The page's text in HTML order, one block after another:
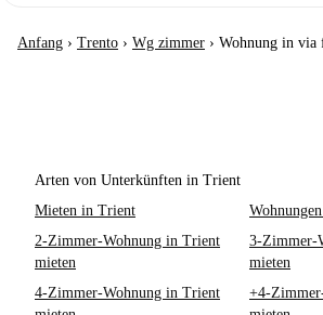
Anfang › Trento › Wg zimmer › Wohnung in
Arten von Unterkünften in Trient
Mieten in Trient
2-Zimmer-Wohnung in Trient
mieten
3-Zimmer-
mieten
4-Zimmer-Wohnung in Trient
+4-